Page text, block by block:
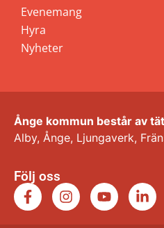
Evenemang
Hyra
Nyheter
Ånge kommun består av
Alby, Ånge, Ljungaverk,
Följ oss